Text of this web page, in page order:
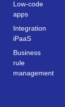
Low-code
apps
Integration
iPaaS
Business
rule
management